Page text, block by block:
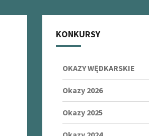
KONKURSY
OKAZY WĘDKARSKIE
Okazy 2026
Okazy 2025